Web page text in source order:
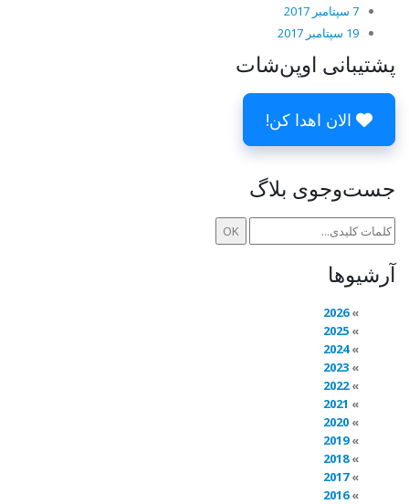
7 سپتامبر 2017
19 سپتامبر 2017
پشتیبانی اوپن‌شات
الان اهدا کن!
جست‌وجوی بلاگ
آرشیوها
2026
2025
2024
2023
2022
2021
2020
2019
2018
2017
2016